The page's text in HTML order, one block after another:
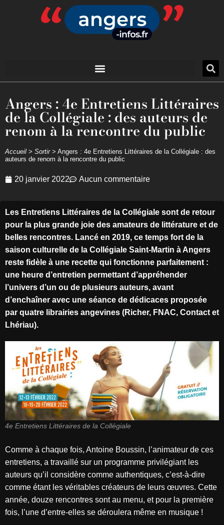
Angers : 4e Entretiens Littéraires
de la Collégiale : des auteurs de
renom à la rencontre du public
Accueil > Sortir> Angers : 4e Entretiens Littéraires de la Collégiale : des
auteurs de renom à la rencontre du public
20 janvier 2022 Aucun commentaire
Les Entretiens Littéraires de la Collégiale sont de retour
pour la plus grande joie des amateurs de littérature et de
belles rencontres. Lancé en 2019, ce temps fort de la
saison culturelle de la Collégiale Saint-Martin à Angers
reste fidèle à une recette qui fonctionne parfaitement :
une heure d’entretien permettant d’appréhender
l’univers d’un ou de plusieurs auteurs, avant
d’enchaîner avec une séance de dédicaces proposée
par quatre librairies angevines (Richer, FNAC, Contact et
Lhériau).
4e Entretiens Littéraires de la Collégiale
Comme à chaque fois, Antoine Boussin, l’animateur de ces
entretiens, a travaillé sur un programme privilégiant les
auteurs qu’il considère comme authentiques, c’est-à-dire
comme étant les véritables créateurs de leurs œuvres. Cette
année, douze rencontres sont au menu, et pour la première
fois, l’une d’entre-elles se déroulera même en musique !